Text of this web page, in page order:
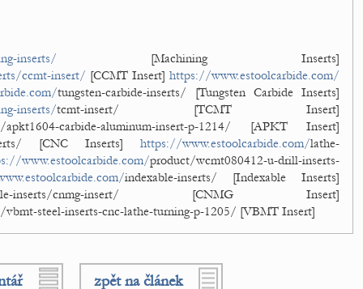
inserts/ [Machining Inserts]
ccmt-insert/ [CCMT Insert] https://www.estoolcarbide.com/
tungsten-carbide-inserts/ [Tungsten Carbide Inserts]
inserts/tcmt-insert/ [TCMT Insert]
apkt1604-carbide-aluminum-insert-p-1214/ [APKT Insert]
[CNC Inserts] https://www.estoolcarbide.com/lathe-
www.estoolcarbide.com/product/wcmt080412-u-drill-inserts-
indexable-inserts/ [Indexable Inserts]
inserts/cnmg-insert/ [CNMG Insert]
vbmt-steel-inserts-cnc-lathe-turning-p-1205/ [VBMT Insert]
zpět na článek